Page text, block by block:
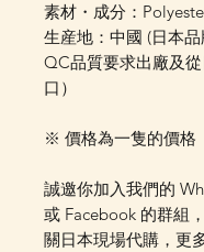
素材・成分：
生産地：中國 (日本
QC品質要求出廠及
口）
※ 價格為一隻的價格
誠邀你加入我們的
或 Facebook 的群組
關日本現場代購，更